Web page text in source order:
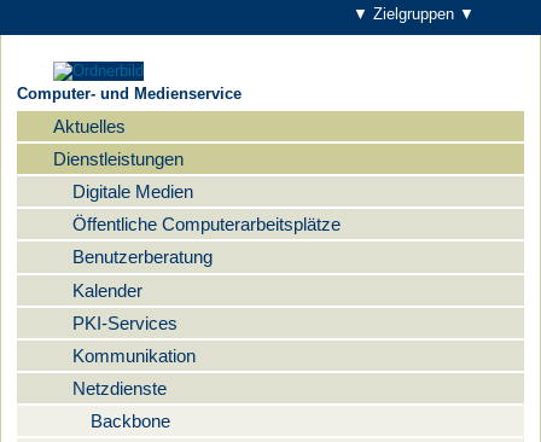
▼ Zielgruppen ▼
Computer- und Medienservice
Navigation
Aktuelles
Dienstleistungen
Digitale Medien
Öffentliche Computerarbeitsplätze
Benutzerberatung
Kalender
PKI-Services
Kommunikation
Netzdienste
Backbone